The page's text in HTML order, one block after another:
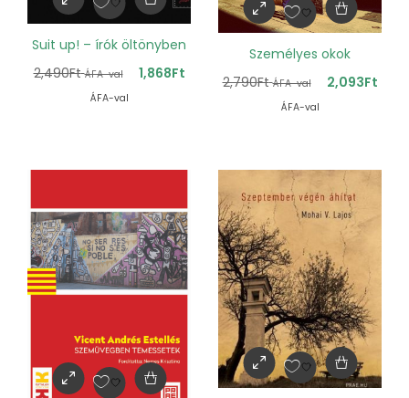
Suit up! – írók öltönyben
2,490Ft ÁFA-val 1,868Ft
ÁFA-val
Személyes okok
2,790Ft ÁFA-val 2,093Ft
ÁFA-val